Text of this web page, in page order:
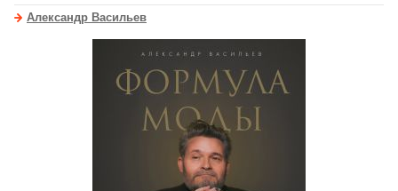
Александр Васильев